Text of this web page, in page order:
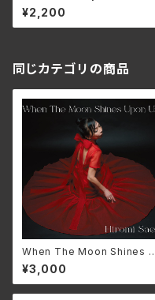
WI-001(仕様:CD)
¥2,200
同じカテゴリの商品
When The Moon Shines
pon Us/HIROMI SAEKI GN
M-1022
¥3,000